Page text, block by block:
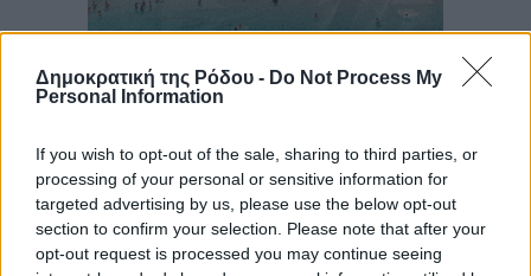
Δημοκρατική της Ρόδου - Do Not Process My
Personal Information
If you wish to opt-out of the sale, sharing to third parties, or
processing of your personal or sensitive information for
targeted advertising by us, please use the below opt-out
section to confirm your selection. Please note that after your
opt-out request is processed you may continue seeing